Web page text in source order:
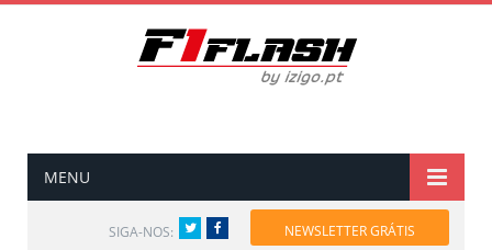
MENU
SIGA-NOS: TwitterFacebook NEWSLETTER GRÁTIS